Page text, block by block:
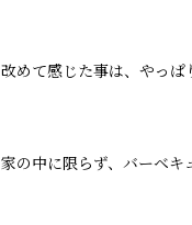
改めて感じた事は、やっぱ
家の中に限らず、バーベキ